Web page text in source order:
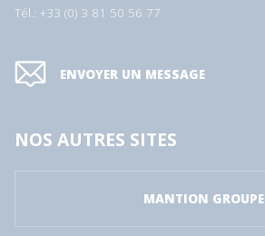
Tél.: +33 (0) 3 81 50 56 77
ENVOYER UN MESSAGE
NOS AUTRES SITES
MANTION GROUPE